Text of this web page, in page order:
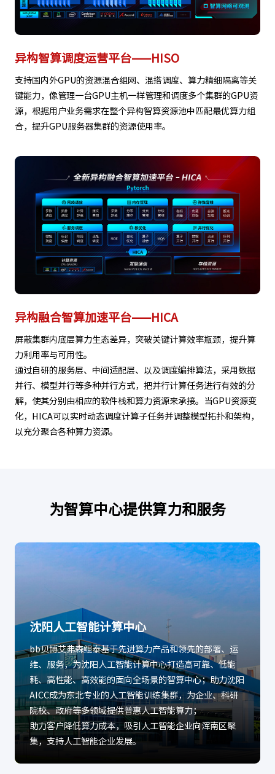
异构智算调度运营平台——HISO
支持国内外GPU的资源混合组网、混搭调度、算力精细隔离等关
键能力，像管理一台GPU主机一样管理和调度多个集群的GPU资
源，根据用户业务需求在整个异构智算资源池中匹配最优算力组
合，提升GPU服务器集群的资源使用率。
异构融合智算加速平台——HICA
屏蔽集群内底层算力生态差异，突破关键计算效率瓶颈，提升算
力利用率与可用性。
通过自研的服务层、中间适配层、以及调度编排算法，采用数据
并行、模型并行等多种并行方式，把并行计算任务进行有效的分
解，使其分别由相应的软件栈和算力资源来承接。当GPU资源变
化，HICA可以实时动态调度计算子任务并调整模型拓扑和架构，
以充分聚合各种算力资源。
为智算中心提供算力和服务
沈阳人工智能计算中心
bb贝博艾弗森鲲泰基于先进算力产品和领先的部署、运
维、服务，为沈阳人工智能计算中心打造高可靠、低能
耗、高性能、高效能的面向全场景的智算中心；助力沈阳
AICC成为东北专业的人工智能训练集群，为企业、科研
院校、政府等多领域提供普惠人工智能算力；
助力客户降低算力成本，吸引人工智能企业向浑南区聚
集，支持人工智能企业发展。